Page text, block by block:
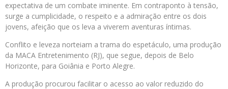
expectativa de um combate iminente. Em contraponto à tensão,
surge a cumplicidade, o respeito e a admiração entre os dois
jovens, afeição que os leva a viverem aventuras íntimas.
Conflito e leveza norteiam a trama do espetáculo, uma produção
da MACA Entretenimento (RJ), que segue, depois de Belo
Horizonte, para Goiânia e Porto Alegre.
A produção procurou facilitar o acesso ao valor reduzido do